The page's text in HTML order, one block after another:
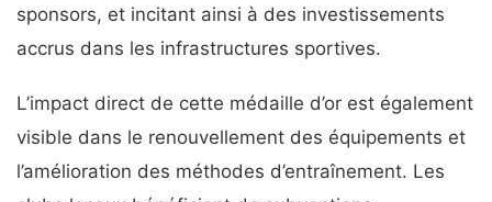
sponsors, et incitant ainsi à des investissements
accrus dans les infrastructures sportives.
L’impact direct de cette médaille d’or est également
visible dans le renouvellement des équipements et
l’amélioration des méthodes d’entraînement. Les